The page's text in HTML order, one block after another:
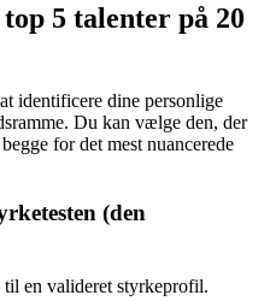
5 talenter på 20
identificere dine personlige
Du kan vælge den, der
for det mest nuancerede
(den
en valideret styrkeprofil.